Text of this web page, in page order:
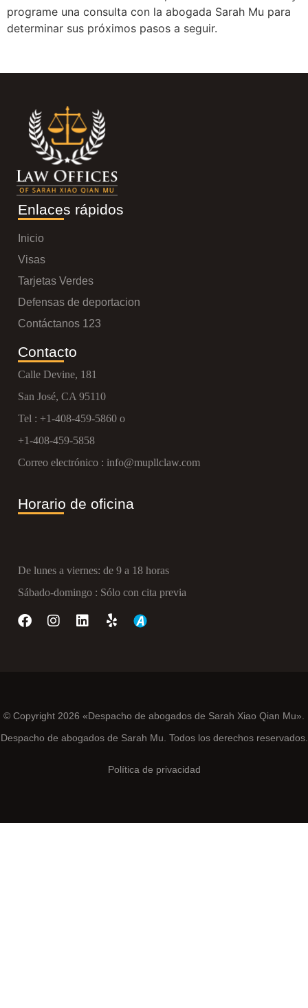
programe una consulta con la abogada Sarah Mu para
determinar sus próximos pasos a seguir.
Enlaces rápidos
Inicio
Visas
Tarjetas Verdes
Defensas de deportacion
Contáctanos 123
Contacto
Calle Devine, 181
San José, CA 95110
Tel : +1-408-459-5860 o
+1-408-459-5858
Correo electrónico : info@mupllclaw.com
Horario de oficina
De lunes a viernes: de 9 a 18 horas
Sábado-domingo : Sólo con cita previa
© Copyright 2026 «Despacho de abogados de Sarah Xiao Qian Mu».
Despacho de abogados de Sarah Mu. Todos los derechos reservados.
Política de privacidad